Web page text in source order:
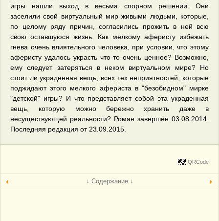
игры нашли выход в весьма спорном решении. Они
заселили свой виртуальный мир живыми людьми, которые,
по целому ряду причин, согласились прожить в ней всю
свою оставшуюся жизнь. Как мелкому аферисту избежать
гнева очень влиятельного человека, при условии, что этому
аферисту удалось украсть что-то очень ценное? Возможно,
ему следует затеряться в неком виртуальном мире? Но
стоит ли украденная вещь, всех тех неприятностей, которые
поджидают этого мелкого афериста в "безобидном" мирке
"детской" игры? И что представляет собой эта украденная
вещь, которую можно бережно хранить даже в
несуществующей реальности? Роман завершён 03.08.2014.
Последняя редакция от 23.09.2015.
QRCode
↓ Содержание ↓